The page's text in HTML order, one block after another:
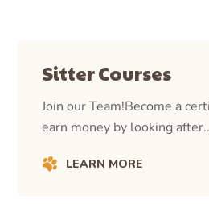
Sitter Courses
Join our Team!Become a
earn money by looking
LEARN MORE